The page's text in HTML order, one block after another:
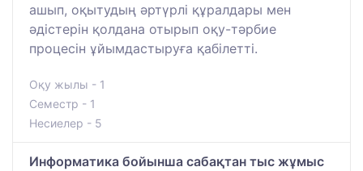
ашып, оқытудың әртүрлі құралдары мен
әдістерін қолдана отырып оқу-тәрбие
процесін ұйымдастыруға қабілетті.
Оқу жылы - 1
Семестр - 1
Несиелер - 5
Информатика бойынша сабақтан тыс жұмыс